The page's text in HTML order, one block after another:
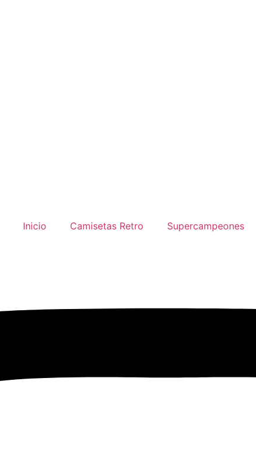
Inicio Camisetas Retro Supercampeones